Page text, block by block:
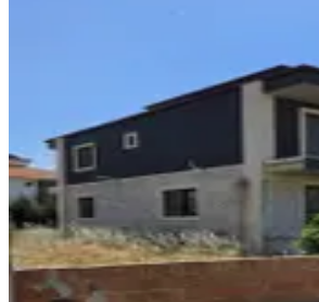
Nazilli, Dallıca Mahallesi
4+1· 400 m² 16.06.2026
13.850.000 ₺
Gözde Emlakarslan katı
Ara